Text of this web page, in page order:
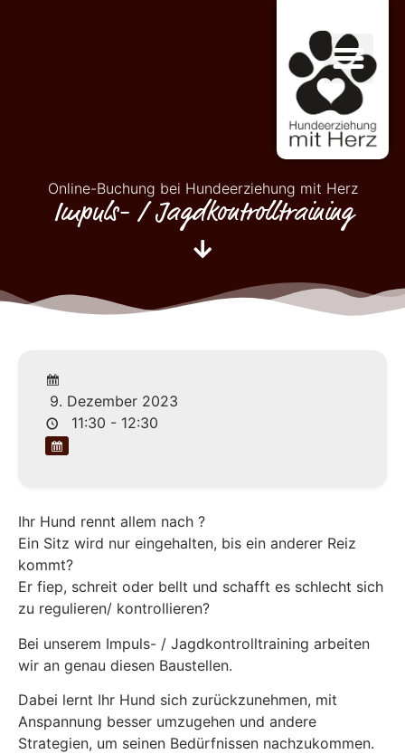
Online-Buchung bei Hundeerziehung mit Herz
Impuls- / Jagdkontrolltraining
9. Dezember 2023
11:30 - 12:30
Ihr Hund rennt allem nach ?
Ein Sitz wird nur eingehalten, bis ein anderer Reiz
kommt?
Er fiep, schreit oder bellt und schafft es schlecht sich
zu regulieren/ kontrollieren?
Bei unserem Impuls- / Jagdkontrolltraining arbeiten
wir an genau diesen Baustellen.
Dabei lernt Ihr Hund sich zurückzunehmen, mit
Anspannung besser umzugehen und andere
Strategien, um seinen Bedürfnissen nachzukommen.